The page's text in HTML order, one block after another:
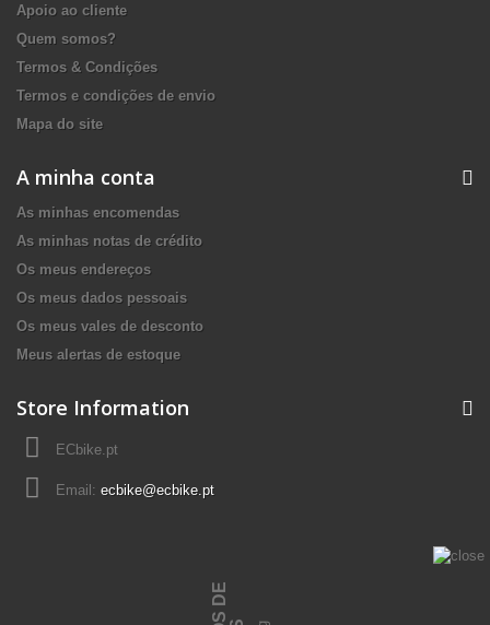
Apoio ao cliente
Quem somos?
Termos & Condições
Termos e condições de envio
Mapa do site
A minha conta
As minhas encomendas
As minhas notas de crédito
Os meus endereços
Os meus dados pessoais
Os meus vales de desconto
Meus alertas de estoque
Store Information
ECbike.pt
Email: ecbike@ecbike.pt